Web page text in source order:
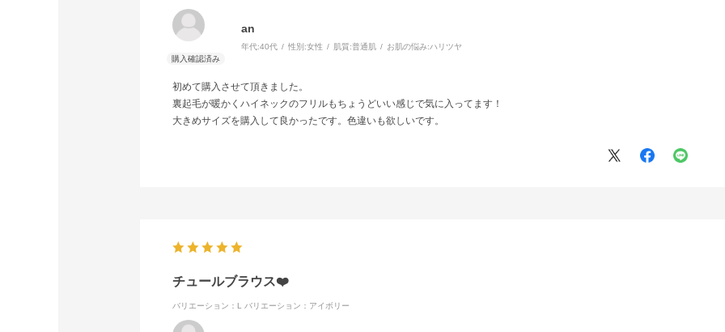
an
年代:40代 性別:女性 肌質:普通肌 お肌の悩み:ハリツヤ
初めて購入させて頂きました。
裏起毛が暖かくハイネックのフリルもちょうどいい感じで気に入ってます！
大きめサイズを購入して良かったです。色違いも欲しいです。
チュールブラウス❤️
バリエーション：L バリエーション：アイボリー